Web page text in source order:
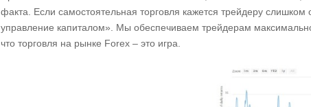
факта. Если самостоятельная торговля кажется трейдеру
управление капиталом». Мы обеспечиваем трейдерам
что торговля на рынке Forex – это игра.